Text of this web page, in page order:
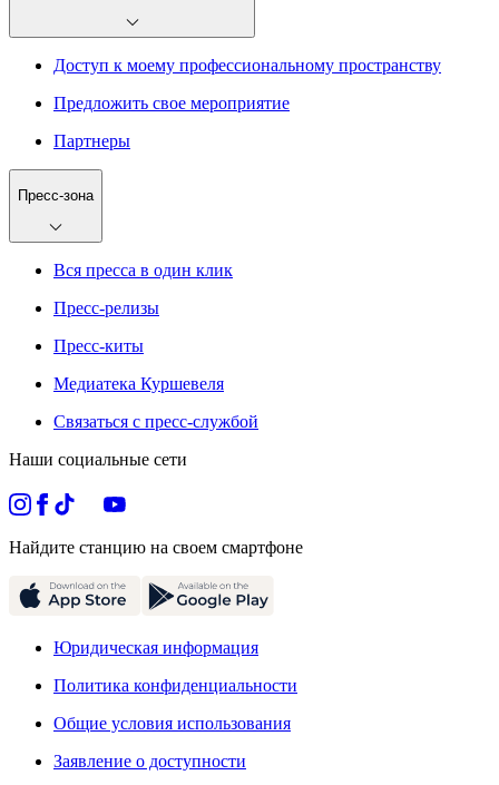
Доступ к моему профессиональному пространству
Предложить свое мероприятие
Партнеры
Пресс-зона
Вся пресса в один клик
Пресс-релизы
Пресс-киты
Медиатека Куршевеля
Связаться с пресс-службой
Наши социальные сети
Найдите станцию на своем смартфоне
Юридическая информация
Политика конфиденциальности
Общие условия использования
Заявление о доступности